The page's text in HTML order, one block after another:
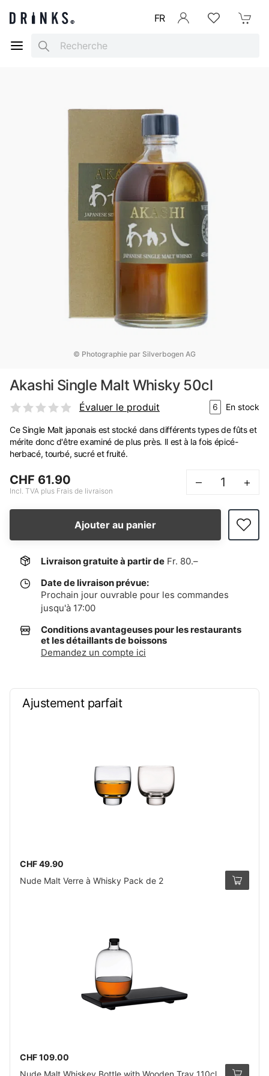
FR
Search
© Photographie par Silverbogen AG
Akashi Single Malt Whisky 50cl
Évaluer le produit 6 En stock
Ce Single Malt japonais est stocké dans différents types de fûts et
mérite donc d'être examiné de plus près. Il est à la fois épicé-
herbacé, tourbé, sucré et fruité.
CHF 61.90
Incl. TVA plus Frais de livraison
– +
Ajouter au panier
Livraison gratuite à partir de Fr. 80.–
Date de livraison prévue:
Prochain jour ouvrable pour les commandes
jusqu'à 17:00
Conditions avantageuses pour les restaurants
et les détaillants de boissons
Demandez un compte ici
Ajustement parfait
CHF 49.90
Nude Malt Verre à Whisky Pack de 2
CHF 109.00
Nude Malt Whiskey Bottle with Wooden Tray 110cl